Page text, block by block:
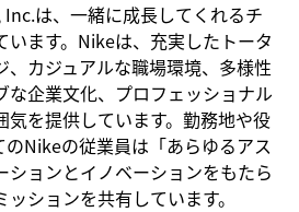
は、一緒に成長してくれるチ
います。Nikeは、充実したトータ
、カジュアルな職場環境、多様性
な企業文化、プロフェッショナル
気を提供しています。勤務地や役
のNikeの従業員は「あらゆるアス
ションとイノベーションをもたら
ションを共有しています。